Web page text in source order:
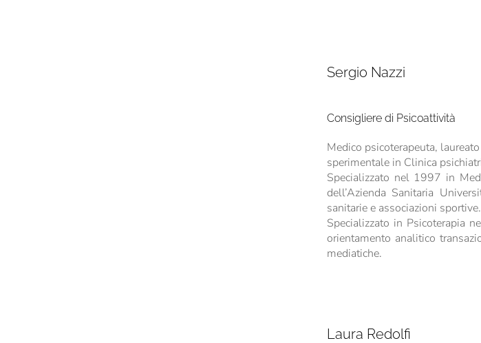
Sergio Nazzi
Consigliere di Psicoattività
Medico psicoterapeuta,
sperimentale in Clinica
Specializzato nel 1997 in
dell’Azienda Sanitaria
sanitarie e associazioni sportive.
Specializzato in Psicoterapia
orientamento analitico
mediatiche.
Laura Redolfi